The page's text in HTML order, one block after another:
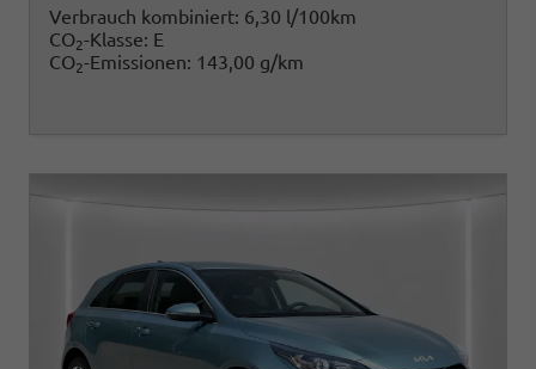
Verbrauch kombiniert: 6,30 l/100km
CO2-Klasse: E
CO2-Emissionen: 143,00 g/km